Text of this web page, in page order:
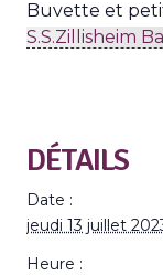
Buvette et
S.S.Zillisheim
DÉTAILS
Date :
jeudi 13 juillet
Heure :